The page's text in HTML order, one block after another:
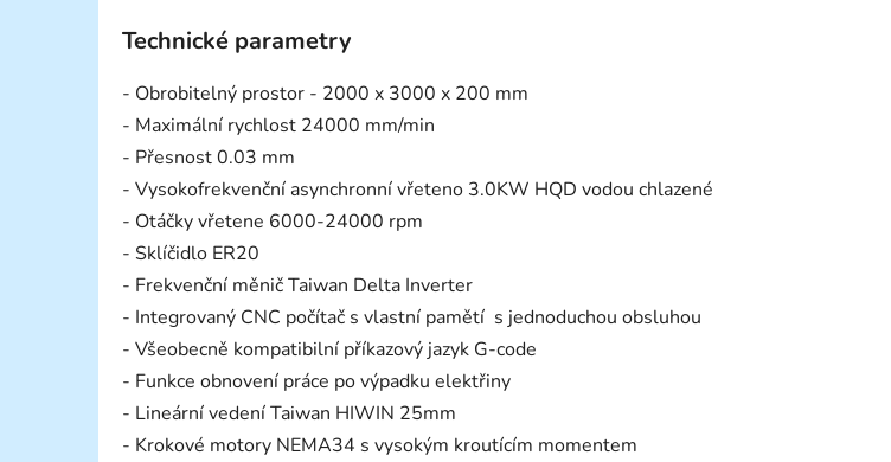
Technické parametry
- Obrobitelný prostor - 2000 x 3000 x 200 mm
- Maximální rychlost 24000 mm/min
- Přesnost 0.03 mm
- Vysokofrekvenční asynchronní vřeteno 3.0KW HQD vodou chlazené
- Otáčky vřetene 6000-24000 rpm
- Sklíčidlo ER20
- Frekvenční měnič Taiwan Delta Inverter
- Integrovaný CNC počítač s vlastní pamětí s jednoduchou obsluhou
- Všeobecně kompatibilní příkazový jazyk G-code
- Funkce obnovení práce po výpadku elektřiny
- Lineární vedení Taiwan HIWIN 25mm
- Krokové motory NEMA34 s vysokým kroutícím momentem